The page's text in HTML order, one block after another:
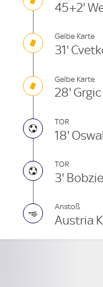
45+2'
Gelbe Karte
31'
Gelbe Karte
28' Grgic
TOR
18'
TOR
3'
Anstoß
Austria